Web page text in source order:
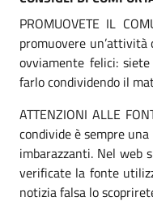
PROMUOVETE IL
promuovere
ovviamente felici:
farlo condividendo il
ATTENZIONI ALLE
condivide è sempre
imbarazzanti. Nel web
verificate la fonte
notizia falsa lo